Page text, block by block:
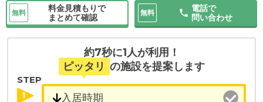
無料
料金見積もりで
まとめて確認
無料
電話で
問い合わせ
約7秒に1人が利用！
ピッタリ の施設を提案します
STEP
1